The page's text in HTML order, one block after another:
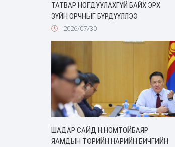
ТАТВАР НОГДУУЛАХГҮЙ БАЙХ ЭРХ
ЗҮЙН ОРЧНЫГ БҮРДҮҮЛЛЭЭ
2026/07/30
ШАДАР САЙД Н.НОМТОЙБАЯР
ЯАМДЫН ТӨРИЙН НАРИЙН БИЧГИЙН